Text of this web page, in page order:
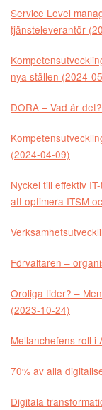
Service Level
tjänsteleverantör
nya ställen (2024-
DORA – Vad är
(2024-04-09)
Nyckel till effektiv
att optimera ITSM
Förvaltaren –
Oroliga tider? –
(2023-10-24)
Mellanchefens roll i
70% av alla
Digitala